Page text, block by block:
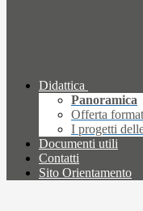
Didattica
Panoramica
Offerta
I progetti
Documenti utili
Contatti
Sito Orientamento